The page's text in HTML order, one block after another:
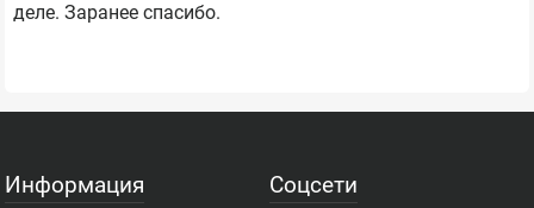
деле. Заранее спасибо.
Информация Соцсети